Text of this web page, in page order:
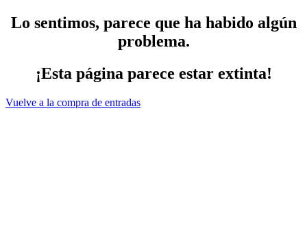
Lo sentimos, parece que ha habido algún
problema.
¡Esta página parece estar extinta!
Vuelve a la compra de entradas